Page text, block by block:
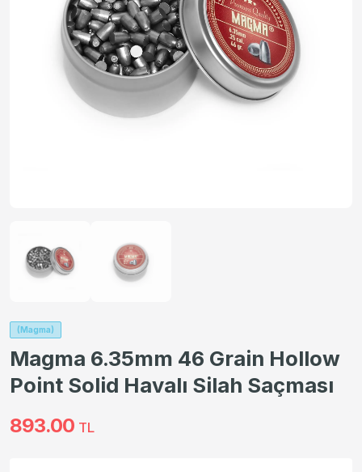
(Magma)
Magma 6.35mm 46 Grain Hollow
Point Solid Havalı Silah Saçması
893.00 TL